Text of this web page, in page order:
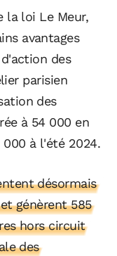
la loi Le Meur,
avantages
des
parisien
des
à 54 000 en
à l'été 2024.
désormais
génèrent 585
hors circuit
des